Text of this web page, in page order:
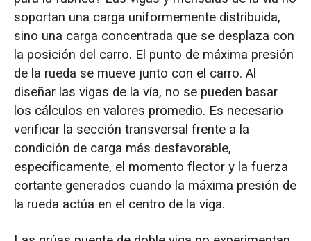
soportan una carga uniformemente distribuida,
sino una carga concentrada que se desplaza con
la posición del carro. El punto de máxima presión
de la rueda se mueve junto con el carro. Al
diseñar las vigas de la vía, no se pueden basar
los cálculos en valores promedio. Es necesario
verificar la sección transversal frente a la
condición de carga más desfavorable,
específicamente, el momento flector y la fuerza
cortante generados cuando la máxima presión de
la rueda actúa en el centro de la viga.